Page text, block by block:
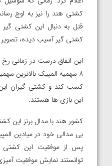
کشتی هند را نیز به اوج
قتل به دنبال این کشتی
کشتی گیر آسیب دیده،
این اتفاق درست در زمانی
۸ سهمیه المپیک بالاترین
کسب کند و کشتی گیران
این بازی ها هستند.
پس از موفقیت این کشتی
توانستند نمایش موفقیت